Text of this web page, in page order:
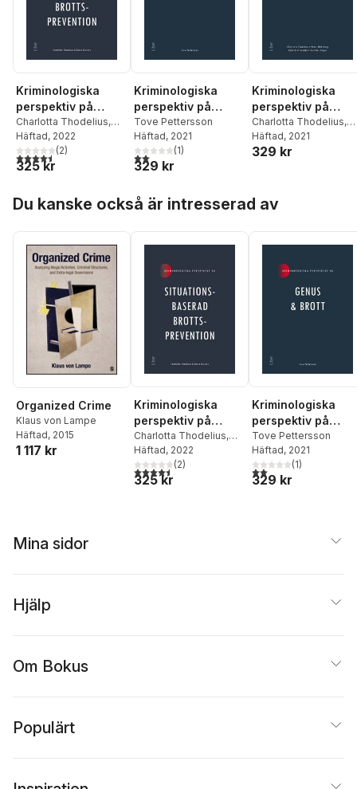
Kriminologiska
perspektiv på
situationsbaserad
brottsprevention
Charlotta Thodelius,
Vania Ceccato
Häftad, 2022
4,5utav 5 stjärnor. Totalt antal röster:
(2)
325 kr
Kriminologiska
perspektiv på
genus & brott
Tove Pettersson
Häftad, 2021
2,0utav 5 stjärnor. Totalt antal röster:
(1)
329 kr
Kriminologiska
perspektiv på
dödligt skolvåld
Charlotta Thodelius,
Hans-Olof Sandén
Besslinger
Häftad, 2021
329 kr
Du kanske också är intresserad av
Organized Crime
Klaus von Lampe
Häftad, 2015
1 117 kr
Kriminologiska
perspektiv på
situationsbaserad
brottsprevention
Charlotta Thodelius,
Vania Ceccato
Häftad, 2022
4,5utav 5 stjärnor. Totalt antal röster:
(2)
325 kr
Kriminologiska
perspektiv på
genus & brott
Tove Pettersson
Häftad, 2021
2,0utav 5 stjärnor.
(1)
329 kr
Mina sidor
Hjälp
Om Bokus
Populärt